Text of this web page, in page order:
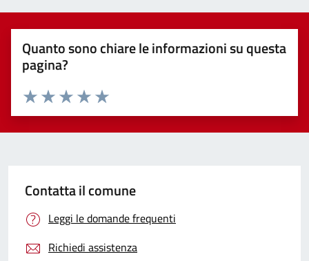
Quanto sono chiare le informazioni su questa
pagina?
Valuta 5 stelle su 5
Valuta 4 stelle su 5
Valuta 3 stelle su 5
Valuta 2 stelle su 5
Valuta 1 stelle su 5
Contatta il comune
Leggi le domande frequenti
Richiedi assistenza